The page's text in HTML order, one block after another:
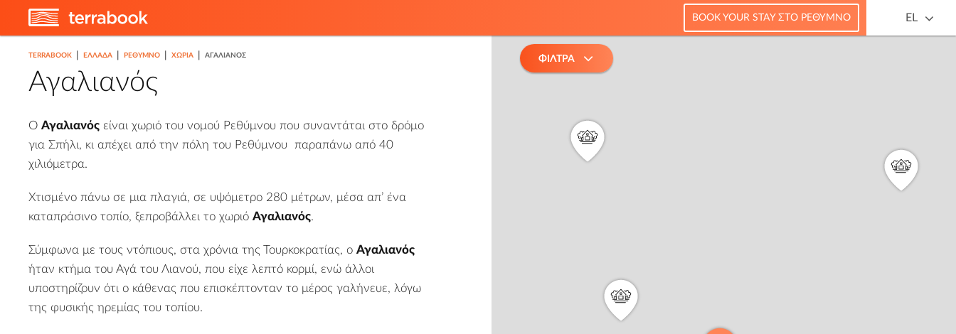
EL
BOOK YOUR STAY ΣΤΟ ΡΈΘΥΜΝΟ
TERRABOOK ΕΛΛΑΔΑ ΡΈΘΥΜΝΟ ΧΩΡΙΆ ΑΓΑΛΙΑΝΌΣ
Αγαλιανός
Ο Αγαλιανός είναι χωριό του νομού Ρεθύμνου που συναντάται στο δρόμο
για Σπήλι, κι απέχει από την πόλη του Ρεθύμνου παραπάνω από 40
χιλιόμετρα.
Χτισμένο πάνω σε μια πλαγιά, σε υψόμετρο 280 μέτρων, μέσα απ’ ένα
καταπράσινο τοπίο, ξεπροβάλλει το χωριό Αγαλιανός.
Σύμφωνα με τους ντόπιους, στα χρόνια της Τουρκοκρατίας, ο Αγαλιανός
ήταν κτήμα του Αγά του Λιανού, που είχε λεπτό κορμί, ενώ άλλοι
υποστηρίζουν ότι ο κάθενας που επισκέπτονταν το μέρος γαλήνευε, λόγω
της φυσικής ηρεμίας του τοπίου.
ΦΙΛΤΡΑ